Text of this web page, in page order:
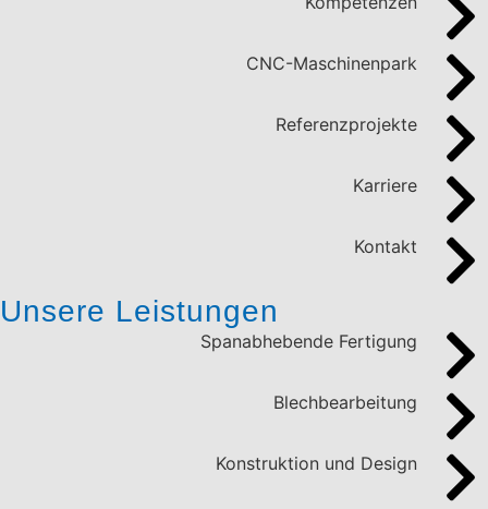
CNC-Maschinenpark
Referenzprojekte
Karriere
Kontakt
Unsere Leistungen
Spanabhebende Fertigung
Blechbearbeitung
Konstruktion und Design